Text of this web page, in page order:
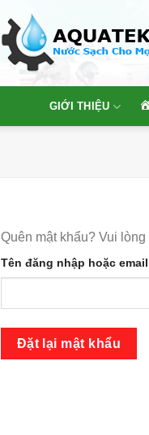
GIỚI THIỆU
Quên mật khẩu? Vui
Tên đăng nhập hoặc email
Đặt lại mật khẩu